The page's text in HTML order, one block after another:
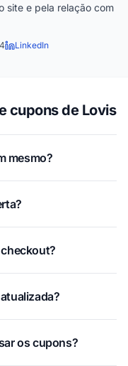
site e pela relação com
LinkedIn
cupons de Lovis
mesmo?
os cupons?